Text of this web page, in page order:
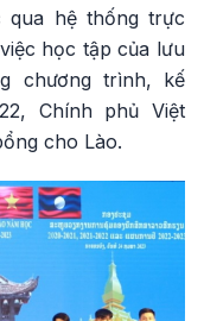
qua hệ thống trực
học tập của lưu
chương trình, kế
Chính phủ Việt
cho Lào.